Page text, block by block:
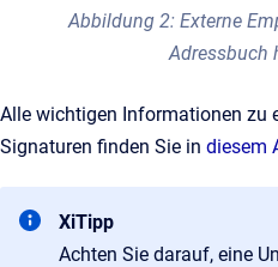
Abbildung 2: Externe
Adressbuch
Alle wichtigen Informationen zu
Signaturen finden Sie in diesem
XiTipp
Achten Sie darauf, eine